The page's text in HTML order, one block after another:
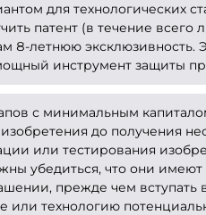
для технологических
патент (в течение
8-летнюю эксклюзивность.
инструмент защиты
с минимальным
до получения
или тестирования
убедиться, что они
прежде чем
или технологию